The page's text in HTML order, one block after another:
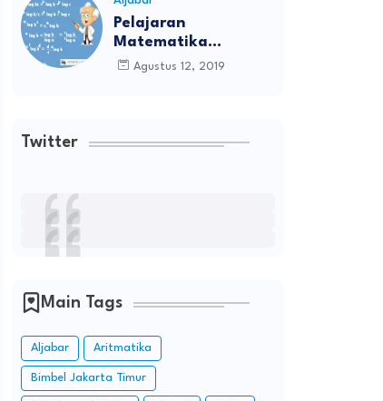
Pelajaran
Matematika
Logaritma
Agustus 12, 2019
Twitter
Main Tags
Aljabar Aritmatika
Bimbel Jakarta Timur